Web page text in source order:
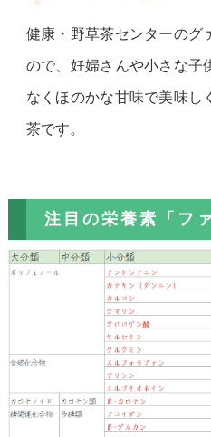
健康・野草茶センターのグ
ので、妊婦さんや小さな子
なくほのかな甘味で美味し
茶です。
注目の栄養素「フ